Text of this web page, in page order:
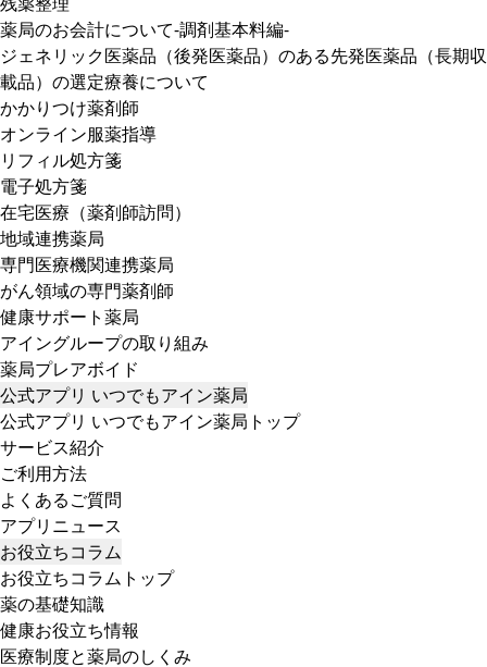
薬局のお会計について-調剤基本料編-
ジェネリック医薬品（後発医薬品）のある先発医薬品（長期収
載品）の選定療養について
かかりつけ薬剤師
オンライン服薬指導
リフィル処方箋
電子処方箋
在宅医療（薬剤師訪問）
地域連携薬局
専門医療機関連携薬局
がん領域の専門薬剤師
健康サポート薬局
アイングループの取り組み
薬局プレアボイド
公式アプリ いつでもアイン薬局
公式アプリ いつでもアイン薬局トップ
サービス紹介
ご利用方法
よくあるご質問
アプリニュース
お役立ちコラム
お役立ちコラムトップ
薬の基礎知識
健康お役立ち情報
医療制度と薬局のしくみ